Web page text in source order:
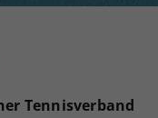
Tennisverband